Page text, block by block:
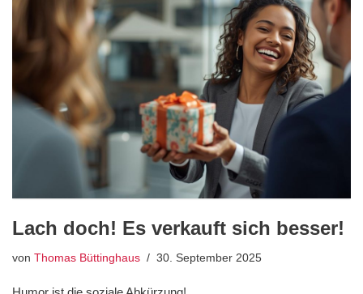
Lach doch! Es verkauft sich besser!
von Thomas Büttinghaus 30. September 2025